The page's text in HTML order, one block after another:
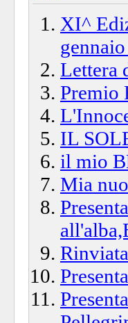
XI^
Lettera
Premio
IL
il mio
Mia